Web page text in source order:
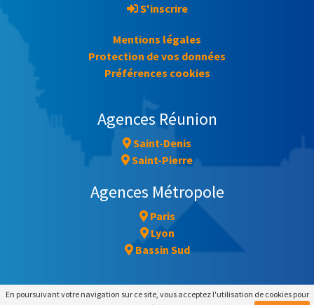
Agences Réunion
Saint-Denis
Saint-Pierre
Agences Métropole
Paris
Lyon
Bassin Sud
S'inscrire
Mentions légales
Protection de vos données
Préférences cookies
En poursuivant votre navigation sur ce site, vous acceptez l'utilisation de cookies pour